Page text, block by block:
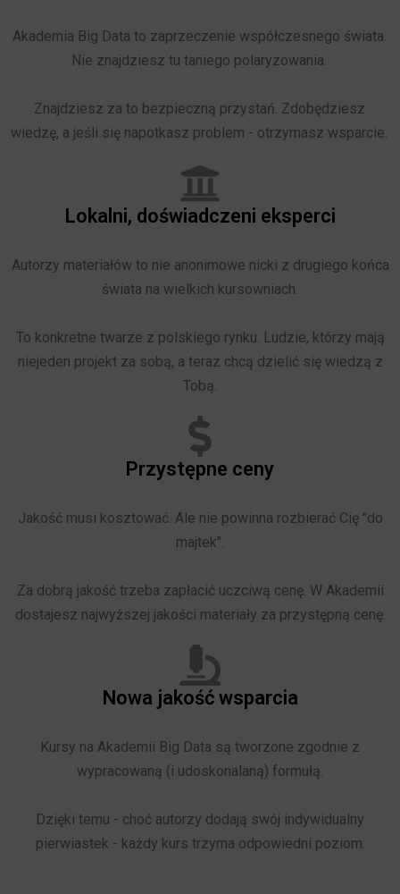
Akademia Big Data to zaprzeczenie współczesnego świata.
Nie znajdziesz tu taniego polaryzowania.
Znajdziesz za to bezpieczną przystań. Zdobędziesz
wiedzę, a jeśli się napotkasz problem - otrzymasz wsparcie.
Lokalni, doświadczeni eksperci
Autorzy materiałów to nie anonimowe nicki z drugiego końca
świata na wielkich kursowniach.
To konkretne twarze z polskiego rynku. Ludzie, którzy mają
niejeden projekt za sobą, a teraz chcą dzielić się wiedzą z
Tobą.
Przystępne ceny
Jakość musi kosztować. Ale nie powinna rozbierać Cię "do
majtek".
Za dobrą jakość trzeba zapłacić uczciwą cenę. W Akademii
dostajesz najwyższej jakości materiały za przystępną cenę.
Nowa jakość wsparcia
Kursy na Akademii Big Data są tworzone zgodnie z
wypracowaną (i udoskonalaną) formułą.
Dzięki temu - choć autorzy dodają swój indywidualny
pierwiastek - każdy kurs trzyma odpowiedni poziom.